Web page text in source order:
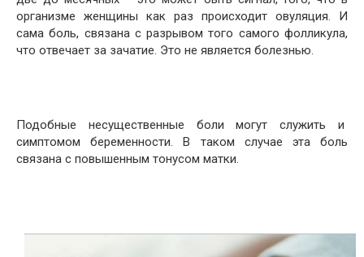
организме женщины как раз происходит овуляция. И
сама боль, связана с разрывом того самого фолликула,
что отвечает за зачатие. Это не является болезнью.
Подобные несущественные боли могут служить и
симптомом беременности. В таком случае эта боль
связана с повышенным тонусом матки.